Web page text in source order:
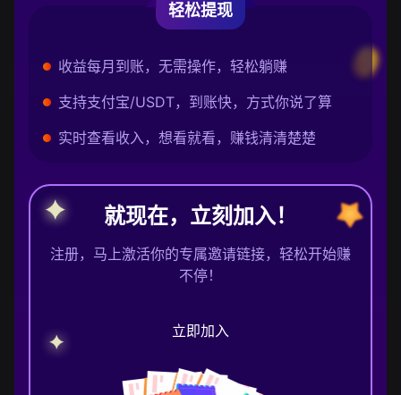
轻松提现
收益每月到账，无需操作，轻松躺赚
支持支付宝/USDT，到账快，方式你说了算
实时查看收入，想看就看，赚钱清清楚楚
就现在，立刻加入！
注册，马上激活你的专属邀请链接，轻松开始赚
不停！
立即加入